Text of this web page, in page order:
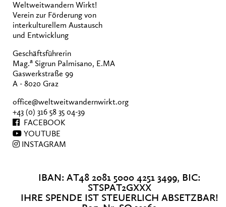
Weltweitwandern Wirkt!
Verein zur Förderung von
interkulturellem Austausch
und Entwicklung
Geschäftsführerin
Mag.a Sigrun Palmisano, E.MA
Gaswerkstraße 99
A - 8020 Graz
office@weltweitwandernwirkt.org
+43 (0) 316 58 35 04-39
FACEBOOK
YOUTUBE
INSTAGRAM
IBAN: AT48 2081 5000 4251 3499, BIC:
STSPAT2GXXX
IHRE SPENDE IST STEUERLICH ABSETZBAR!